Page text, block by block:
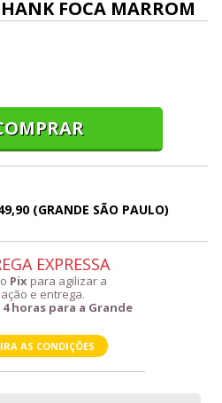
FOCA MARROM
(GRANDE SÃO PAULO)
EXPRESSA
Pix para agilizar a
e entrega.
4 horas para a Grande
AS CONDIÇÕES